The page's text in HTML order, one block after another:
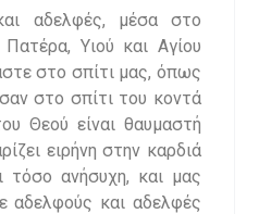
αδελφές, μέσα στο
Υιού και Αγίου
στο σπίτι μας, όπως
στο σπίτι του κοντά
Θεού είναι θαυμαστή
ειρήνη στην καρδιά
τόσο ανήσυχη, και μας
αδελφούς και αδελφές